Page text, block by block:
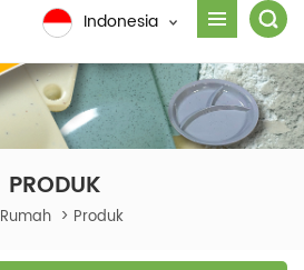
Indonesia
PRODUK
Rumah > Produk